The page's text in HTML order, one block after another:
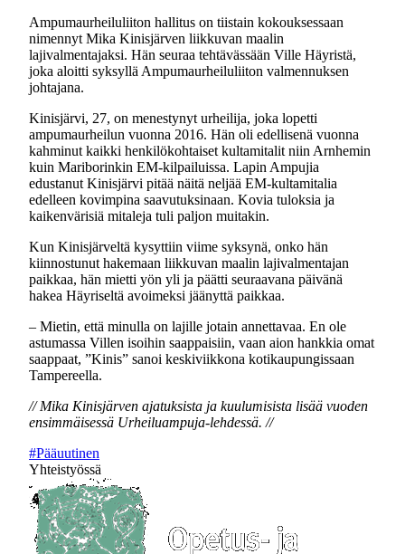
Ampumaurheiluliiton hallitus on tiistain kokouksessaan
nimennyt Mika Kinisjärven liikkuvan maalin
lajivalmentajaksi. Hän seuraa tehtävässään Ville Häyristä,
joka aloitti syksyllä Ampumaurheiluliiton valmennuksen
johtajana.
Kinisjärvi, 27, on menestynyt urheilija, joka lopetti
ampumaurheilun vuonna 2016. Hän oli edellisenä vuonna
kahminut kaikki henkilökohtaiset kultamitalit niin Arnhemin
kuin Mariborinkin EM-kilpailuissa. Lapin Ampujia
edustanut Kinisjärvi pitää näitä neljää EM-kultamitalia
edelleen kovimpina saavutuksinaan. Kovia tuloksia ja
kaikenvärisiä mitaleja tuli paljon muitakin.
Kun Kinisjärveltä kysyttiin viime syksynä, onko hän
kiinnostunut hakemaan liikkuvan maalin lajivalmentajan
paikkaa, hän mietti yön yli ja päätti seuraavana päivänä
hakea Häyriseltä avoimeksi jäänyttä paikkaa.
– Mietin, että minulla on lajille jotain annettavaa. En ole
astumassa Villen isoihin saappaisiin, vaan aion hankkia omat
saappaat, ”Kinis” sanoi keskiviikkona kotikaupungissaan
Tampereella.
// Mika Kinisjärven ajatuksista ja kuulumisista lisää vuoden
ensimmäisessä Urheiluampuja-lehdessä. //
#Pääuutinen
Yhteistyössä